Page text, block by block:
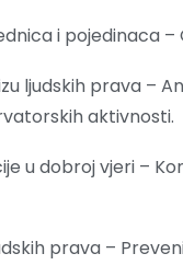
i pojedinaca
ljudskih prava –
aktivnosti.
u dobroj vjeri –
prava –